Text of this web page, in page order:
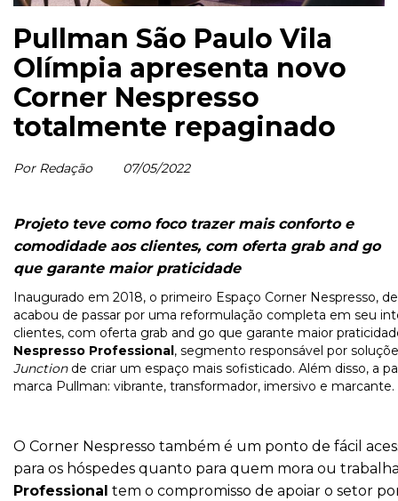
Pullman São Paulo Vila
Olímpia apresenta novo
Corner Nespresso
totalmente repaginado
Por Redação 07/05/2022
Projeto teve como foco trazer mais conforto e
comodidade aos clientes, com oferta grab and go
que garante maior praticidade
Inaugurado em 2018, o primeiro Espaço Corner Nespresso,
acabou de passar por uma reformulação completa em seu
clientes, com oferta grab and go que garante maior
Nespresso Professional, segmento responsável por
Junctionde criar um espaço mais sofisticado. Além disso, a
marca Pullman: vibrante, transformador, imersivo e marcante.
O Corner Nespresso também é um ponto de fácil
para os hóspedes quanto para quem mora ou
Professional tem o compromisso de apoiar o setor